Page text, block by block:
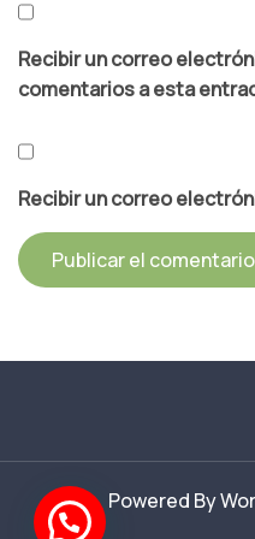
Recibir un correo
comentarios a esta
Recibir un correo
Powered By